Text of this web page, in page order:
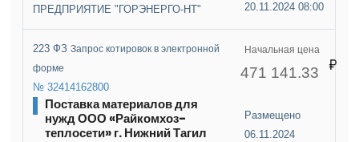
ПРЕДПРИЯТИЕ "ГОРЭНЕРГО-НТ"
20.11.2024 08:00
223 ФЗЗапрос котировок в электронной
форме
№ 32414162800
Поставка материалов для
нужд ООО «Райкомхоз-
теплосети» г. Нижний Тагил
Начальная цена
471 141.33
Размещено
06.11.2024